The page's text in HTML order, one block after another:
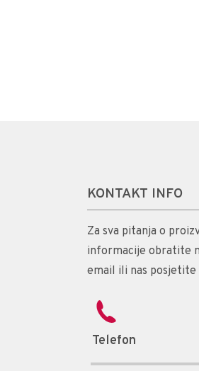
KONTAKT INFO
Za sva pitanja o
informacije obratite
email ili nas posjetite
Telefon